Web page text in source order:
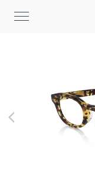
登入/註冊